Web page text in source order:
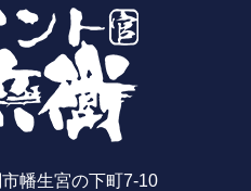
幡生宮の下町7-10